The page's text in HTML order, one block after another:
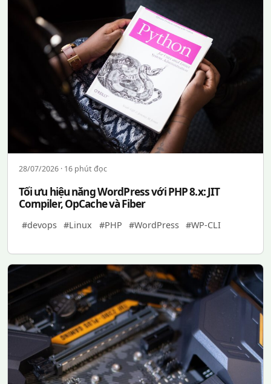
28/07/2026 · 16 phút đọc
Tối ưu hiệu năng WordPress với PHP 8.x: JIT
Compiler, OpCache và Fiber
#devops #Linux #PHP #WordPress #WP-CLI